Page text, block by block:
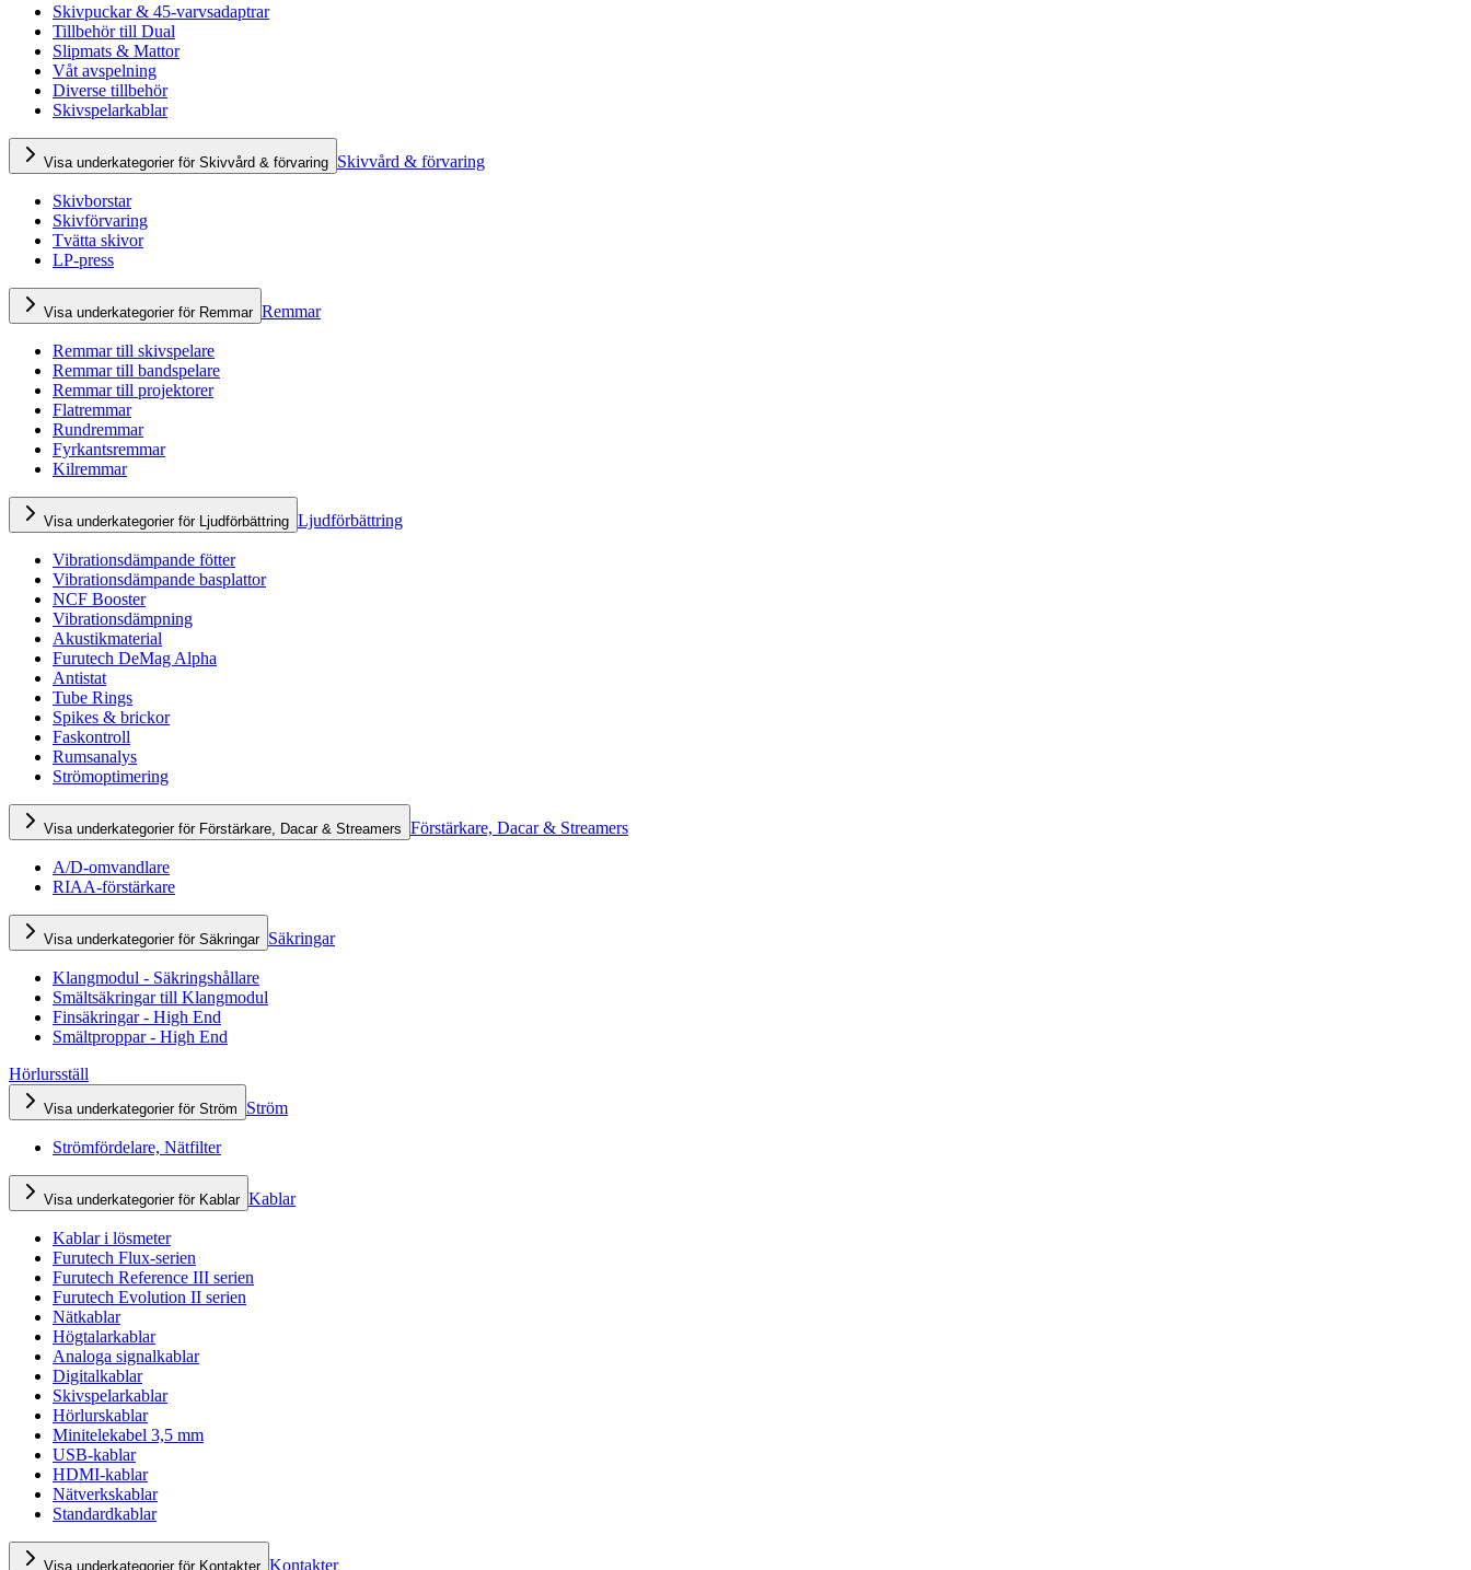
Skivpuckar & 45-varvsadaptrar
Tillbehör till Dual
Slipmats & Mattor
Våt avspelning
Diverse tillbehör
Skivspelarkablar
Visa underkategorier för Skivvård & förvaring Skivvård & förvaring
Skivborstar
Skivförvaring
Tvätta skivor
LP-press
Visa underkategorier för Remmar Remmar
Remmar till skivspelare
Remmar till bandspelare
Remmar till projektorer
Flatremmar
Rundremmar
Fyrkantsremmar
Kilremmar
Visa underkategorier för Ljudförbättring Ljudförbättring
Vibrationsdämpande fötter
Vibrationsdämpande basplattor
NCF Booster
Vibrationsdämpning
Akustikmaterial
Furutech DeMag Alpha
Antistat
Tube Rings
Spikes & brickor
Faskontroll
Rumsanalys
Strömoptimering
Visa underkategorier för Förstärkare, Dacar & Streamers Förstärkare, Dacar & Streamers
A/D-omvandlare
RIAA-förstärkare
Visa underkategorier för Säkringar Säkringar
Klangmodul - Säkringshållare
Smältsäkringar till Klangmodul
Finsäkringar - High End
Smältproppar - High End
Hörlursställ
Visa underkategorier för Ström Ström
Strömfördelare, Nätfilter
Visa underkategorier för Kablar Kablar
Kablar i lösmeter
Furutech Flux-serien
Furutech Reference III serien
Furutech Evolution II serien
Nätkablar
Högtalarkablar
Analoga signalkablar
Digitalkablar
Skivspelarkablar
Hörlurskablar
Minitelekabel 3,5 mm
USB-kablar
HDMI-kablar
Nätverkskablar
Standardkablar
Visa underkategorier för Kontakter Kontakter